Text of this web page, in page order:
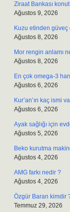
Ziraat Bankası
Ağustos 9, 2026
Kuzu etinden güveç
Ağustos 8, 2026
Mor rengin anlamı
Ağustos 8, 2026
En çok omega-3
Ağustos 6, 2026
Kur’an’ın kaç ismi
Ağustos 6, 2026
Ayak sağlığı için
Ağustos 5, 2026
Beko kurutma
Ağustos 4, 2026
AMG farkı nedir ?
Ağustos 4, 2026
Özgür Baran kimdir
Temmuz 29, 2026